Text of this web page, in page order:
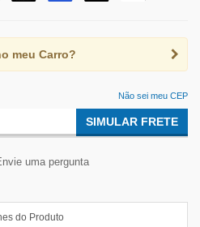
meu Carro?
Não sei meu CEP
SIMULAR FRETE
uma pergunta
do Produto